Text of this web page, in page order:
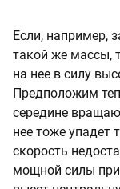
Если, например,
такой же массы,
на нее в силу
Предположим
середине
нее тоже упадет
скорость
мощной силы